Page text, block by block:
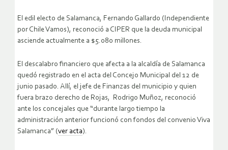
El edil electo de Salamanca, Fernando Gallardo (Independiente
por Chile Vamos), reconoció a CIPER que la deuda municipal
asciende actualmente a $5.080 millones.
El descalabro financiero que afecta a la alcaldía de Salamanca
quedó registrado en el acta del Concejo Municipal del 12 de
junio pasado. Allí, el jefe de Finanzas del municipio y quien
fuera brazo derecho de Rojas, Rodrigo Muñoz, reconoció
ante los concejales que “durante largo tiempo la
administración anterior funcionó con fondos del convenio Viva
Salamanca” (ver acta).